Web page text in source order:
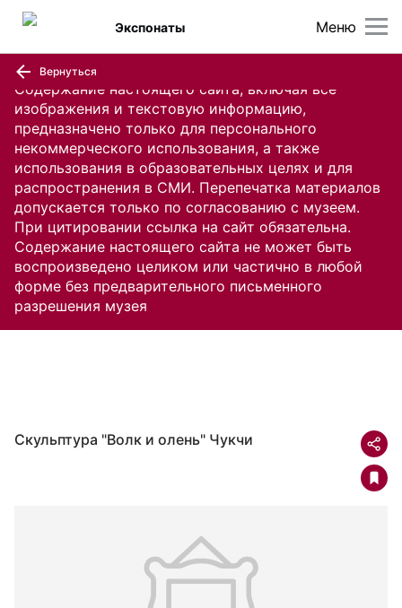
Содержание настоящего сайта, включая все
изображения и текстовую информацию,
предназначено только для персонального
некоммерческого использования, а также
использования в образовательных целях и для
распространения в СМИ. Перепечатка материалов
допускается только по согласованию с музеем.
При цитировании ссылка на сайт обязательна.
Содержание настоящего сайта не может быть
воспроизведено целиком или частично в любой
форме без предварительного письменного
разрешения музея
Меню
Экспонаты
Вернуться
Скульптура "Волк и олень" Чукчи